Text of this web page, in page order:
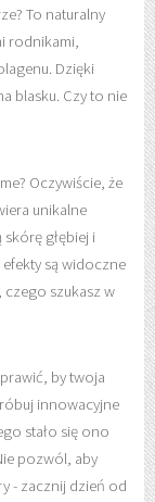
To naturalny
rodnikami,
Dzięki
blasku. Czy to nie
Oczywiście, że
unikalne
głębiej i
są widoczne
czego szukasz w
by twoja
innowacyjne
stało się ono
pozwól, aby
- zacznij dzień od